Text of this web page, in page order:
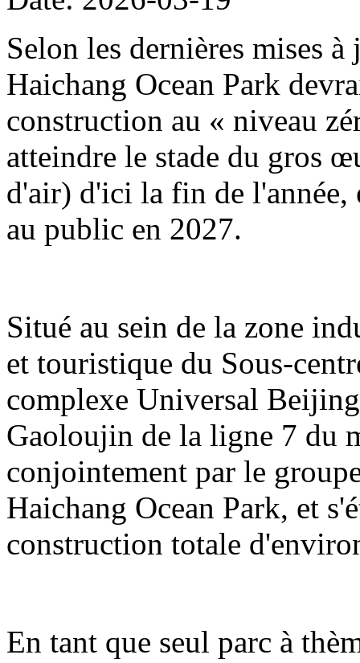
Selon les dernières mises
Haichang Ocean Park
construction au « niveau
atteindre le stade du gros
d'air) d'ici la fin de
au public en 2027.
Situé au sein de la zone
et touristique du Sous-
complexe Universal
Gaoloujin de la ligne 7 du
conjointement par le
Haichang Ocean Park, et
construction totale
En tant que seul parc à